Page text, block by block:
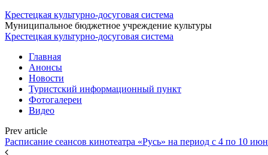
Крестецкая культурно-досуговая система
Муниципальное бюджетное учреждение культуры
Крестецкая культурно-досуговая система
Главная
Анонсы
Новости
Туристский информационный пункт
Фотогалереи
Видео
Prev article
Расписание сеансов кинотеатра «Русь» на период с 4 по 10